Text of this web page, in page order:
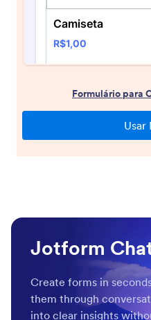
Jotform
Create forms in
them through
into clear insights